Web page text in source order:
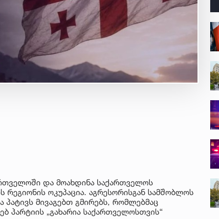
და მოახდინა საქართველოს
რეგიონის ოკუპაცია. აგრესორისგან სამშობლოს
პატივს მივაგებთ გმირებს, რომლებმაც
პარტიის „გახარია საქართველოსთვის“